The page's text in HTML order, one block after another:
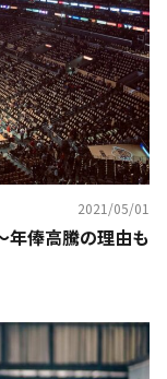
2021/05/01
年俸高騰の理由も